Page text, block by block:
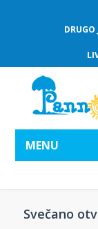
DRUGO
MENU
Svečano